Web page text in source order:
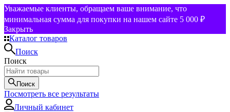
Уважаемые клиенты, обращаем ваше внимание, что
минимальная сумма для покупки на нашем сайте 5 000 ₽
Закрыть
Каталог товаров
Поиск
Поиск
Поиск
Посмотреть все результаты
Личный кабинет